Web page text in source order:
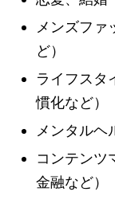
メンズファ
ど）
ライフスタ
慣化など）
メンタルヘ
コンテンツ
金融など）